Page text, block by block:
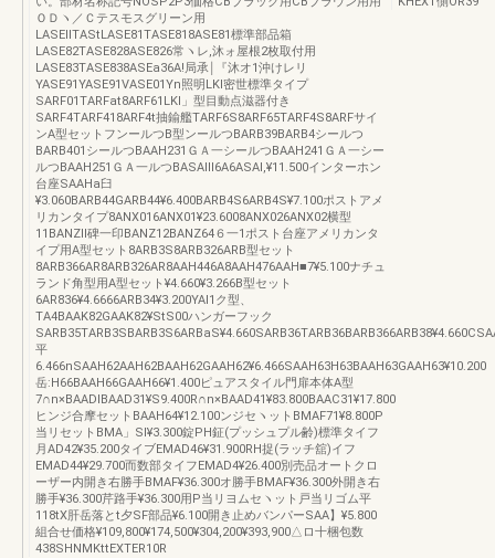
ＯＤヽ／Ｃテスモスグリーン用
LASEllTAStLASE81TASE818ASE81標準部品箱
LASE82TASE828ASE826常ヽレ,沐ォ屋根2枚取付用
LASE83TASE838ASEa36A!局承￨『沐オ1沖けレリ
YASE91YASE91VASE01Yn照明LKl密世標準タイプ
SARF01TARFat8ARF61LKl」型目動点滋器付き
SARF4TARF418ARF4t抽鍮艦TARF6S8ARF65TARF4S8ARFサイ
ンA型セットフンールつB型ンールつBARB39BARB4シールつ
BARB401シールつBAAH231ＧＡ一シールつBAAH241ＧＡ一シー
ルつBAAH251ＧＡ一ルつBASAlll6A6ASAl,¥11.500インターホン
台座SAAHa臼
¥3.060BARB44GARB44¥6.400BARB4S6ARB4S¥7.100ポストアメ
リカンタイプ8ANX016ANX01¥23.6008ANX026ANX02横型
11BANZll碑一印BANZ12BANZ64６一1ポスト台座アメリカンタ
イプ用A型セット8ARB3S8ARB326ARB型セット
8ARB366AR8ARB326AR8AAH446A8AAH476AAH■7¥5.100ナチュ
ランド角型用A型セット¥4.660¥3.266B型セット
6AR836¥4.6666ARB34¥3.200YAl1ク型、
TA4BAAK82GAAK82¥StS00ハンガーフック
平
6.466nSAAH62AAH62BAAH62GAAH62¥6.466SAAH63H63BAAH63GAAH63¥10.200
岳:H66BAAH66GAAH66¥1.400ピュアスタイル門扉本体A型
7∩n×BAADlBAAD31¥S9.400R∩n×BAAD41¥83.800BAAC31¥17.800
ヒンジ合摩セットBAAH64¥12.100ンジセヽットBMAF71¥8.800P
当リセットBMA」Sl¥3.300錠PH鉦(プッシュプル齢)標準タイフ
月AD42¥35.200タイブEMAD46¥31.900RH捉(ラッチ舘)イフ
EMAD44¥29.700而数部タイフEMAD4¥26.400別売品オートクロ
ーザー内開き右勝手BMAF¥36.300オ勝手BMAF¥36.300外開き右
勝手¥36.300芹路手¥36.300用P当リヨムセヽット戸当リゴム平
118tX肝岳落とt夕SF部品¥6.100開き止めバンパーSAA】¥5.800
組合せ価格¥109,800¥174,500¥304,200¥393,900△ロ十梱包数
438SHNMKttEXTER10R